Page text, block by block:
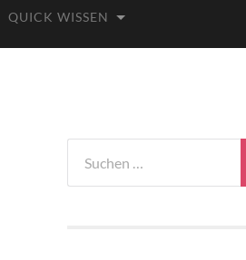
QUICK WISSEN
nach: